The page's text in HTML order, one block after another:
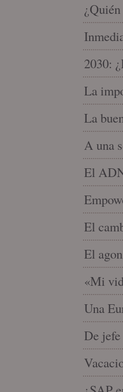
2030:
La
La
A una
El
El
El
«Mi
Una
De